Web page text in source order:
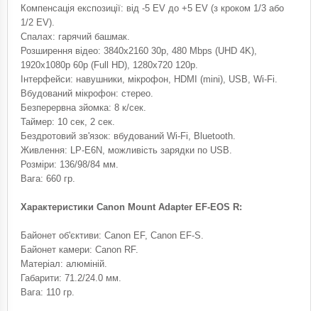
Компенсація експозиції: від -5 EV до +5 EV (з кроком 1/3 або
1/2 EV).
Спалах: гарячий башмак.
Розширення відео: 3840x2160 30p, 480 Mbps (UHD 4K),
1920x1080p 60p (Full HD), 1280x720 120p.
Інтерфейси: навушники, мікрофон, HDMI (mini), USB, Wi-Fi.
Вбудований мікрофон: стерео.
Безперервна зйомка: 8 к/сек.
Таймер: 10 сек, 2 сек.
Бездротовий зв'язок: вбудований Wi-Fi, Bluetooth.
Живлення: LP-E6N, можливість зарядки по USB.
Розміри: 136/98/84 мм.
Вага: 660 гр.
Характеристики Canon Mount Adapter EF-EOS R:
Байонет об'єктиви: Canon EF, Canon EF-S.
Байонет камери: Canon RF.
Матеріал: алюміній.
Габарити: 71.2/24.0 мм.
Вага: 110 гр.